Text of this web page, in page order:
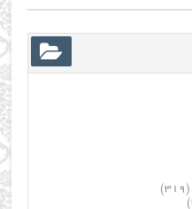
(319)